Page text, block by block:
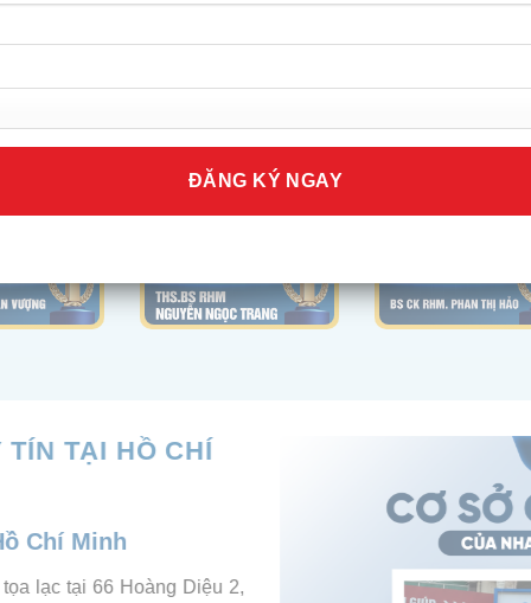
TẠI HỒ CHÍ
Chí Minh
lạc tại 66 Hoàng Diệu 2,